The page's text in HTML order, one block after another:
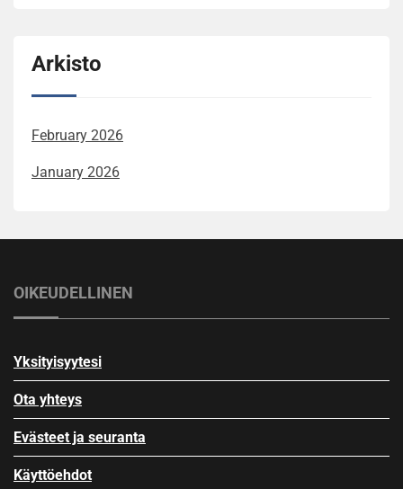
Arkisto
February 2026
January 2026
OIKEUDELLINEN
Yksityisyytesi
Ota yhteys
Evästeet ja seuranta
Käyttöehdot